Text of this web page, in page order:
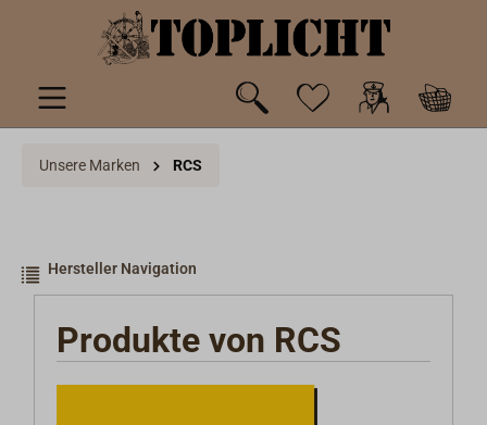
springen
Unsere Marken RCS
Hersteller Navigation
Produkte von RCS